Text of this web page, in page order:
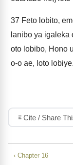
37 Feto lobito,
lanibo ya
oto lobibo, Hono
o-o ae, loto lobiye.
Cite / Share
‹ Chapter 16